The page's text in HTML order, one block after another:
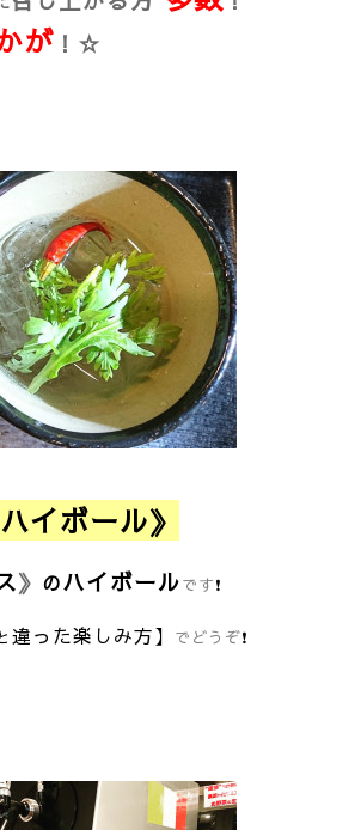
が ！ ☆
イボール》
》 のハイボールです❗
違った楽しみ方】 でどうぞ❗